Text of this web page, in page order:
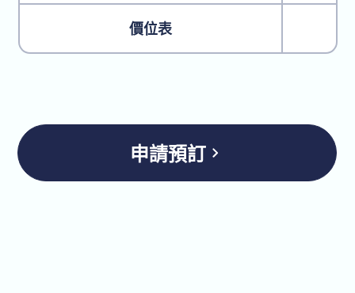
價位表
申請預訂